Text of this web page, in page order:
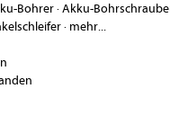
Bohrer·Akku-
· mehr...